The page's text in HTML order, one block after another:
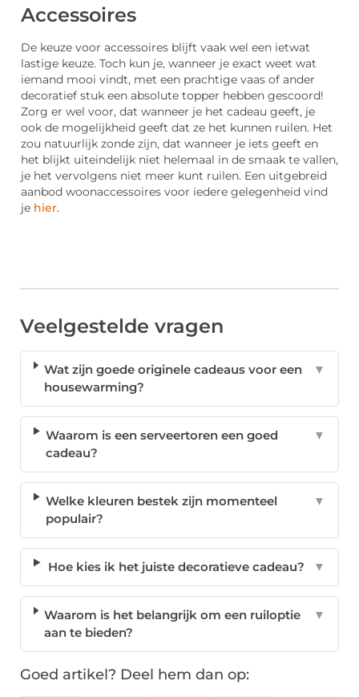
Accessoires
De keuze voor accessoires blijft vaak wel een ietwat
lastige keuze. Toch kun je, wanneer je exact weet wat
iemand mooi vindt, met een prachtige vaas of ander
decoratief stuk een absolute topper hebben gescoord!
Zorg er wel voor, dat wanneer je het cadeau geeft, je
ook de mogelijkheid geeft dat ze het kunnen ruilen. Het
zou natuurlijk zonde zijn, dat wanneer je iets geeft en
het blijkt uiteindelijk niet helemaal in de smaak te vallen,
je het vervolgens niet meer kunt ruilen. Een uitgebreid
aanbod woonaccessoires voor iedere gelegenheid vind
je hier.
Veelgestelde vragen
Wat zijn goede originele cadeaus voor een
housewarming?
▼
Waarom is een serveertoren een goed
cadeau?
▼
Welke kleuren bestek zijn momenteel
populair?
▼
Hoe kies ik het juiste decoratieve cadeau? ▼
Waarom is het belangrijk om een ruiloptie
aan te bieden?
▼
Goed artikel? Deel hem dan op: